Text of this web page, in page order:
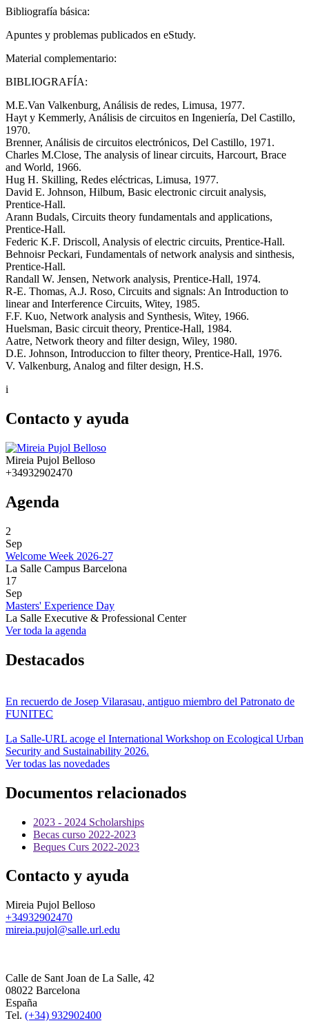
Bibliografía básica:
Apuntes y problemas publicados en eStudy.
Material complementario:
BIBLIOGRAFÍA:
M.E.Van Valkenburg, Análisis de redes, Limusa, 1977.
Hayt y Kemmerly, Análisis de circuitos en Ingeniería, Del Castillo,
1970.
Brenner, Análisis de circuitos electrónicos, Del Castillo, 1971.
Charles M.Close, The analysis of linear circuits, Harcourt, Brace
and World, 1966.
Hug H. Skilling, Redes eléctricas, Limusa, 1977.
David E. Johnson, Hilbum, Basic electronic circuit analysis,
Prentice-Hall.
Arann Budals, Circuits theory fundamentals and applications,
Prentice-Hall.
Federic K.F. Driscoll, Analysis of electric circuits, Prentice-Hall.
Behnoisr Peckari, Fundamentals of network analysis and sinthesis,
Prentice-Hall.
Randall W. Jensen, Network analysis, Prentice-Hall, 1974.
R-E. Thomas, A.J. Roso, Circuits and signals: An Introduction to
linear and Interference Circuits, Witey, 1985.
F.F. Kuo, Network analysis and Synthesis, Witey, 1966.
Huelsman, Basic circuit theory, Prentice-Hall, 1984.
Aatre, Network theory and filter design, Wiley, 1980.
D.E. Johnson, Introduccion to filter theory, Prentice-Hall, 1976.
V. Valkenburg, Analog and filter design, H.S.
i
Contacto y ayuda
Mireia Pujol Belloso
+34932902470
Agenda
2
Sep
Welcome Week 2026-27
La Salle Campus Barcelona
17
Sep
Masters' Experience Day
La Salle Executive & Professional Center
Ver toda la agenda
Destacados
En recuerdo de Josep Vilarasau, antiguo miembro del Patronato de
FUNITEC
La Salle-URL acoge el International Workshop on Ecological Urban
Security and Sustainability 2026.
Ver todas las novedades
Documentos relacionados
2023 - 2024 Scholarships
Becas curso 2022-2023
Beques Curs 2022-2023
Contacto y ayuda
Mireia Pujol Belloso
+34932902470
mireia.pujol@salle.url.edu
Calle de Sant Joan de La Salle, 42
08022 Barcelona
España
Tel. (+34) 932902400